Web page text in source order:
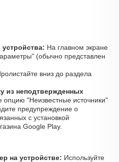
устройства: На главном экране
(обычно представлен
вниз до раздела
из неподтвержденных
опцию "Неизвестные источники"
предупреждение о
с установкой
Google Play.
на устройстве: Используйте